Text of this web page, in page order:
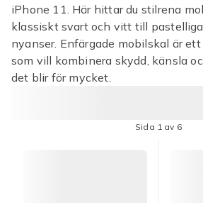
iPhone 11. Här hittar du stilrena
klassiskt svart och vitt till
nyanser. Enfärgade mobilskal är
som vill kombinera skydd, känsla
det blir för mycket.
Sida 1 av 6